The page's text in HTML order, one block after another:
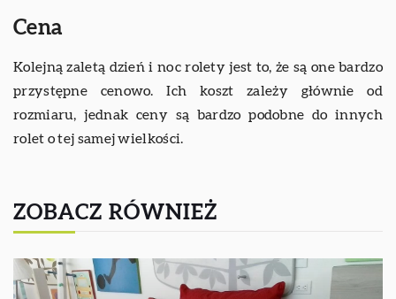
Cena
Kolejną zaletą dzień i noc rolety jest to, że są one bardzo
przystępne cenowo. Ich koszt zależy głównie od
rozmiaru, jednak ceny są bardzo podobne do innych
rolet o tej samej wielkości.
ZOBACZ RÓWNIEŻ